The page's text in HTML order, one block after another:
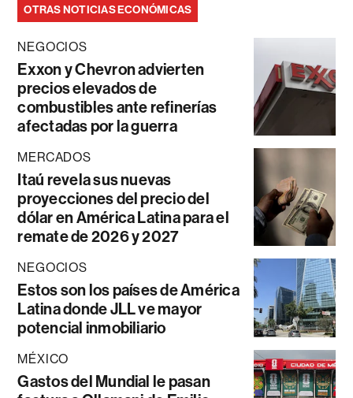
OTRAS NOTICIAS ECONÓMICAS
NEGOCIOS
Exxon y Chevron advierten
precios elevados de
combustibles ante refinerías
afectadas por la guerra
MERCADOS
Itaú revela sus nuevas
proyecciones del precio del
dólar en América Latina para el
remate de 2026 y 2027
NEGOCIOS
Estos son los países de América
Latina donde JLL ve mayor
potencial inmobiliario
MÉXICO
Gastos del Mundial le pasan